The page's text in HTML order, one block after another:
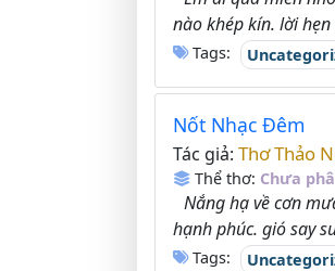
nào khép kín. lời
Tags:
Nốt Nhạc Đêm
Tác giả: Thơ Thảo
Thể thơ: Chưa
Nắng hạ về cơn
hạnh phúc. gió say
Tags: